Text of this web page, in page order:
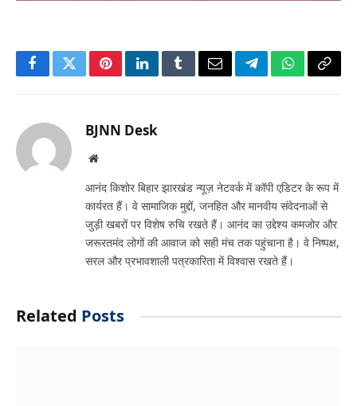
FacebookTwitterPinterestLinkedInTumblrEmailTelegramWhatsApp
Copy
BJNN Desk
Website
आनंद किशोर बिहार झारखंड न्यूज़ नेटवर्क में कॉपी एडिटर के रूप में
कार्यरत हैं। वे सामाजिक मुद्दों, जनहित और मानवीय संवेदनाओं से
जुड़ी खबरों पर विशेष रुचि रखते हैं। आनंद का उद्देश्य कमजोर और
जरूरतमंद लोगों की आवाज को सही मंच तक पहुंचाना है। वे निष्पक्ष,
सरल और प्रभावशाली पत्रकारिता में विश्वास रखते हैं।
Related Posts